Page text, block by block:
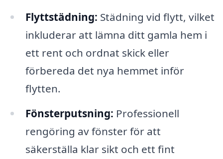
Flyttstädning: Städning vid flytt, vilket
inkluderar att lämna ditt gamla hem i
ett rent och ordnat skick eller
förbereda det nya hemmet inför
flytten.
Fönsterputsning: Professionell
rengöring av fönster för att
säkerställa klar sikt och ett fint